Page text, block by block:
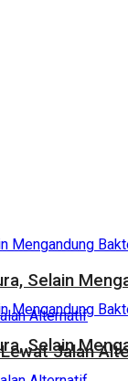
Selain
Lewat Jalan
Selain